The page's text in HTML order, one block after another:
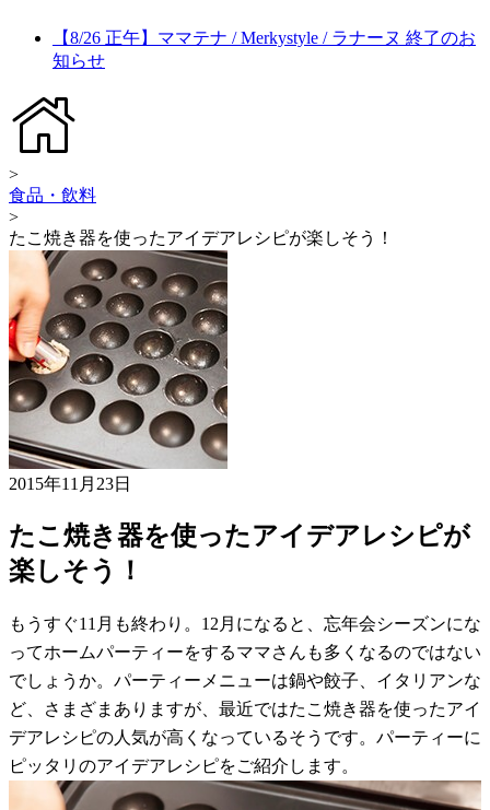
【8/26 正午】ママテナ / Merkystyle / ラナーヌ 終了のお
知らせ
>
食品・飲料
>
たこ焼き器を使ったアイデアレシピが楽しそう！
2015年11月23日
たこ焼き器を使ったアイデアレシピが
楽しそう！
もうすぐ11月も終わり。12月になると、忘年会シーズンにな
ってホームパーティーをするママさんも多くなるのではない
でしょうか。パーティーメニューは鍋や餃子、イタリアンな
ど、さまざまありますが、最近ではたこ焼き器を使ったアイ
デアレシピの人気が高くなっているそうです。パーティーに
ピッタリのアイデアレシピをご紹介します。